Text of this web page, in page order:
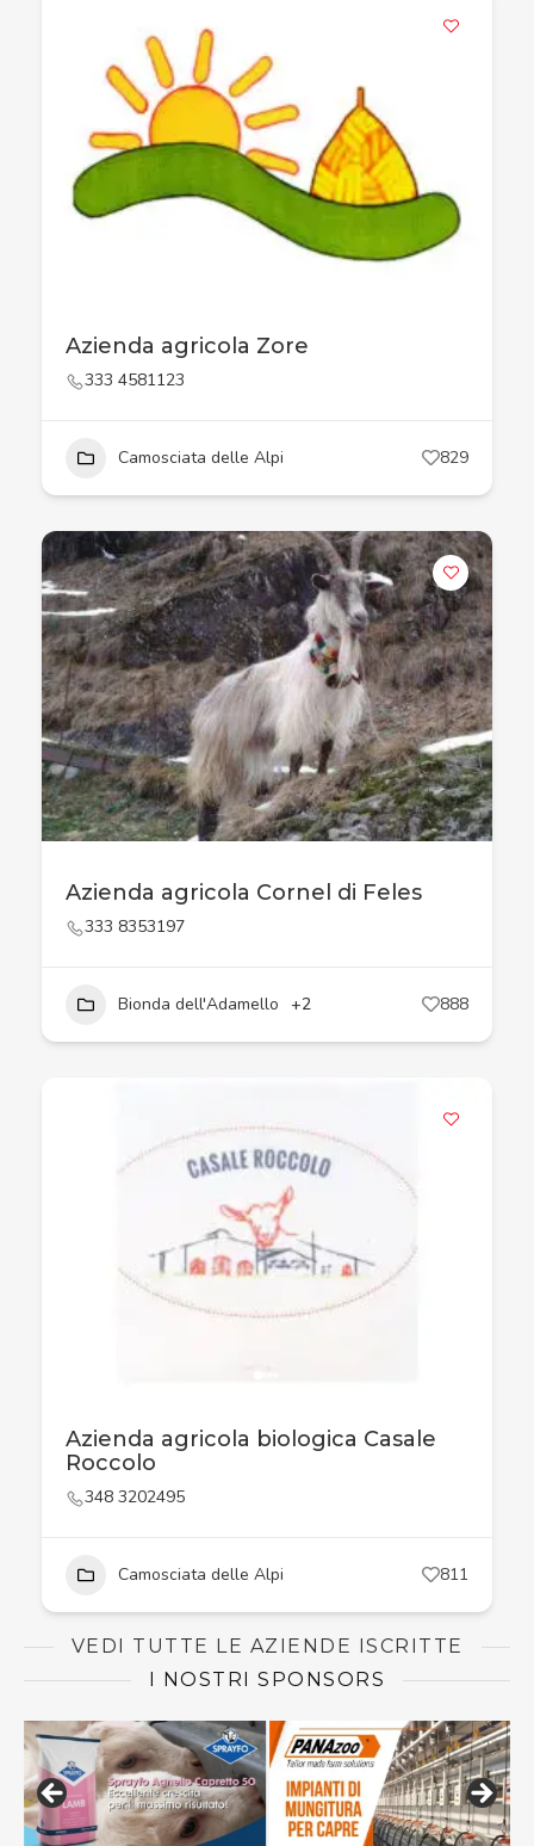
Azienda agricola Zore
333 4581123
Camosciata delle Alpi 829
Azienda agricola Cornel di Feles
333 8353197
Bionda dell'Adamello +2 888
Azienda agricola biologica Casale
Roccolo
348 3202495
Camosciata delle Alpi 811
VEDI TUTTE LE AZIENDE ISCRITTE
I NOSTRI SPONSORS